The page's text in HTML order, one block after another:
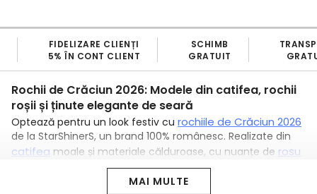
TRANSPORT
GRATUIT
BRAND
100% ROMANESC
Rochii de Crăciun 2026: Modele din catifea, rochii
roșii și ținute elegante de seară
Optează pentru un look festiv cu rochiile de Crăciun 2026
de la StarShinerS, un brand 100% românesc. Realizate din
catifea moale și materiale călduroase, cu nuanțe de roșu
care se poartă cel mai mult la petrecerile de
Crăciun organizate de companii, aceste rochii scurte, midi
MAI MULTE